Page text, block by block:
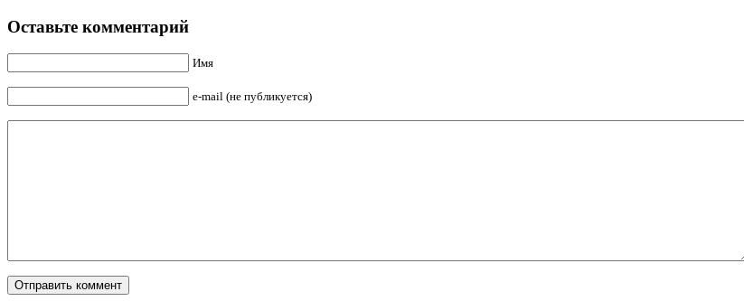
Оставьте комментарий
Имя
e-mail (не публикуется)